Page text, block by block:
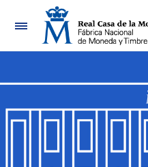
Navegación
Mostrar/Ocultar